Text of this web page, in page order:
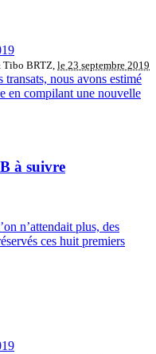
BRTZ, le 23 septembre 2019
transats, nous avons estimé
en compilant une nouvelle
à suivre
n’attendait plus, des
ces huit premiers